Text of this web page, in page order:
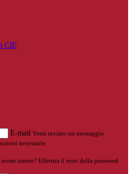
CIE
E-mail Verrà inviato un messaggio
necessarie.
utente? Effettua il reset della password